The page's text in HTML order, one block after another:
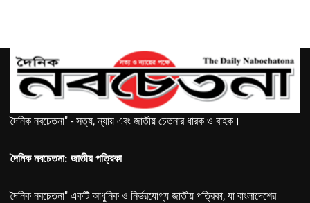
দৈনিক নবচেতনা" - সত্য, ন্যায় এবং জাতীয় চেতনার ধারক ও বাহক।
দৈনিক নবচেতনা: জাতীয় পত্রিকা
দৈনিক নবচেতনা" একটি আধুনিক ও নির্ভরযোগ্য জাতীয় পত্রিকা, যা বাংলাদেশের